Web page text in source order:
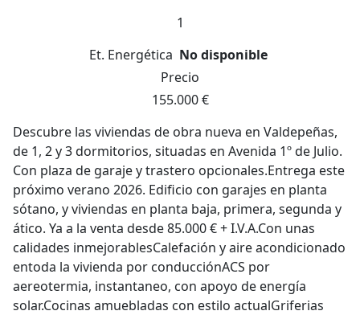
1
Et. Energética No disponible
Precio
155.000 €
Descubre las viviendas de obra nueva en Valdepeñas,
de 1, 2 y 3 dormitorios, situadas en Avenida 1º de Julio.
Con plaza de garaje y trastero opcionales.Entrega este
próximo verano 2026. Edificio con garajes en planta
sótano, y viviendas en planta baja, primera, segunda y
ático. Ya a la venta desde 85.000 € + I.V.A.Con unas
calidades inmejorablesCalefación y aire acondicionado
entoda la vivienda por conducciónACS por
aereotermia, instantaneo, con apoyo de energía
solar.Cocinas amuebladas con estilo actualGriferias